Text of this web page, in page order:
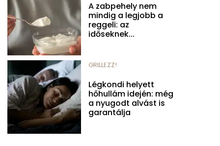
A zabpehely nem
mindig a legjobb a
reggeli: az
időseknek...
GRILLEZZ!
Légkondi helyett
hőhullám idején: még
a nyugodt alvást is
garantálja